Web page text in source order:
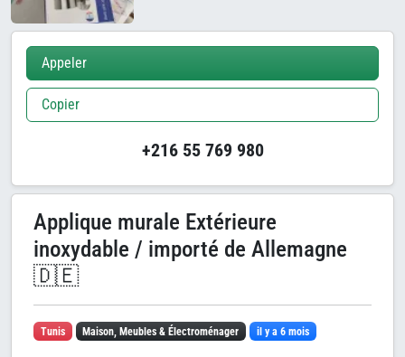
Appeler
Copier
+216 55 769 980
Applique murale Extérieure
inoxydable / importé de Allemagne
🇩🇪
Tunis Maison, Meubles & Électroménager il y a 6 mois